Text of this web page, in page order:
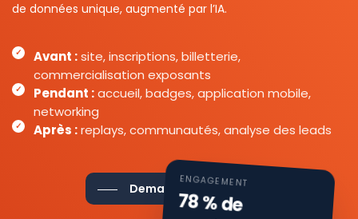
de données unique, augmenté par l’IA.
Avant :site, inscriptions, billetterie,
commercialisation exposants
Pendant :accueil, badges, application mobile,
networking
Après :replays, communautés, analyse des leads
Demander une démo
ENGAGEMENT
78 % de
participants